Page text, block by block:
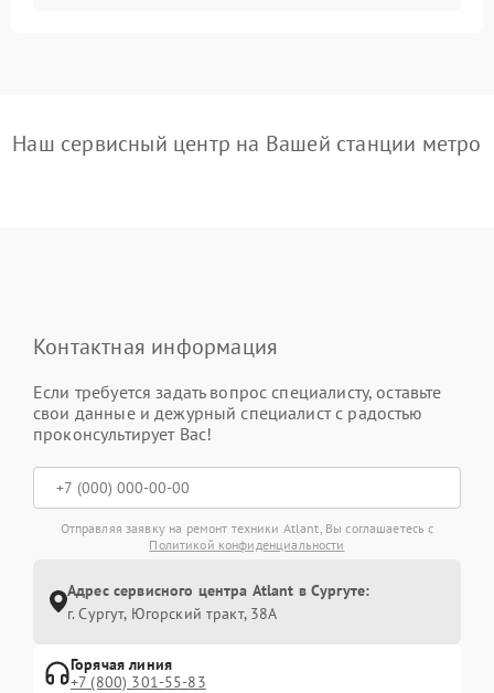
Наш сервисный центр на Вашей станции метро
Контактная информация
Если требуется задать вопрос специалисту, оставьте
свои данные и дежурный специалист с радостью
проконсультирует Вас!
Отправляя заявку на ремонт техники Atlant, Вы соглашаетесь с
Политикой конфиденциальности
Адрес сервисного центра Atlant в Сургуте:
г. Сургут, Югорский тракт, 38А
Горячая линия
+7 (800) 301-55-83